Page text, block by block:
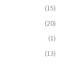
(15)
(20)
(1)
(13)